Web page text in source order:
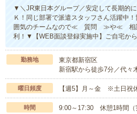
▼＼JR東日本グループ／安定して長期的
Ｋ！同じ部署で派遣スタッフさん活躍中
囲気のチームなので≪ 質問 ≫や≪ 相談
利！▼【WEB面談登録実施中】ご自宅か
勤務地
東京都新宿区
新宿駅から徒歩7分／代々
曜日頻度 【週5】月～金 ※土日祝
時間 9:00～17:30 休憩1時間（